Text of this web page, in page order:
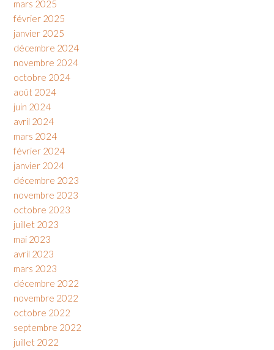
mars 2025
février 2025
janvier 2025
décembre 2024
novembre 2024
octobre 2024
août 2024
juin 2024
avril 2024
mars 2024
février 2024
janvier 2024
décembre 2023
novembre 2023
octobre 2023
juillet 2023
mai 2023
avril 2023
mars 2023
décembre 2022
novembre 2022
octobre 2022
septembre 2022
juillet 2022